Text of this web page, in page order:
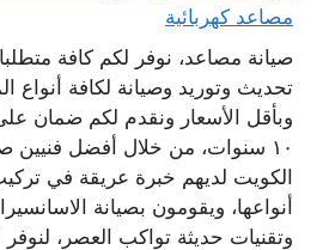
مصاعد كهربائية
صيانة مصاعد، نوفر لكم كافة
تحديث وتوريد وصيانة لكافة أنواع
وبأقل الأسعار ونقدم لكم ضمان
١٠ سنوات، من خلال أفضل فنيين
الكويت لديهم خبرة عريقة في
أنواعها، ويقومون بصيانة
وتقنيات حديثة تواكب العصر،